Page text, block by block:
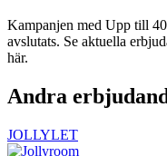
Kampanjen med Upp till
avslutats. Se aktuella
här.
Andra
JOLLYLET